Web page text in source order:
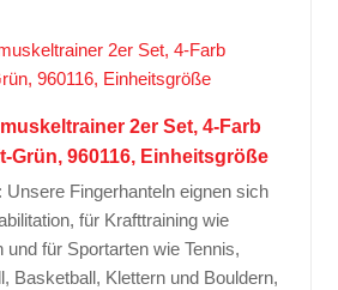
2er Set, 4-Farb
Grün, 960116, Einheitsgröße
Fingerhanteln eignen sich
für Krafttraining wie
und für Sportarten wie Tennis,
Basketball, Klettern und Bouldern,